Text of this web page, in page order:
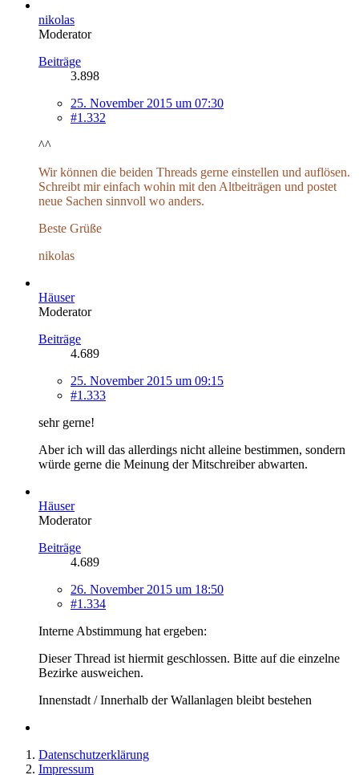
nikolas
Moderator
Beiträge
3.898
25. November 2015 um 07:30
#1.332
^^
Wir können die beiden Threads gerne einstellen und auflösen.
Schreibt mir einfach wohin mit den Altbeiträgen und postet
neue Sachen sinnvoll wo anders.
Beste Grüße
nikolas
Häuser
Moderator
Beiträge
4.689
25. November 2015 um 09:15
#1.333
sehr gerne!
Aber ich will das allerdings nicht alleine bestimmen, sondern
würde gerne die Meinung der Mitschreiber abwarten.
Häuser
Moderator
Beiträge
4.689
26. November 2015 um 18:50
#1.334
Interne Abstimmung hat ergeben:
Dieser Thread ist hiermit geschlossen. Bitte auf die einzelne
Bezirke ausweichen.
Innenstadt / Innerhalb der Wallanlagen bleibt bestehen
Datenschutzerklärung
Impressum